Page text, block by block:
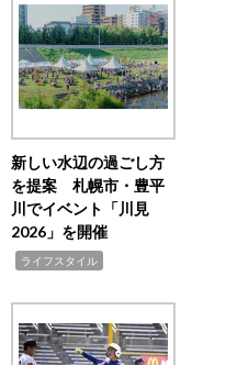
新しい水辺の過ごし方
を提案 札幌市・豊平
川でイベント「川見
2026」を開催
ライフスタイル